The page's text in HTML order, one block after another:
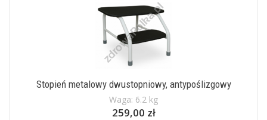
Stopień metalowy dwustopniowy, antypoślizgowy
Waga: 6.2 kg
259,00 zł